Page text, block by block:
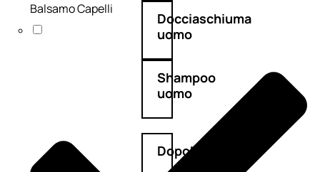
Docciaschiuma
uomo
Shampoo
uomo
Dopobarba
Balsamo Capelli